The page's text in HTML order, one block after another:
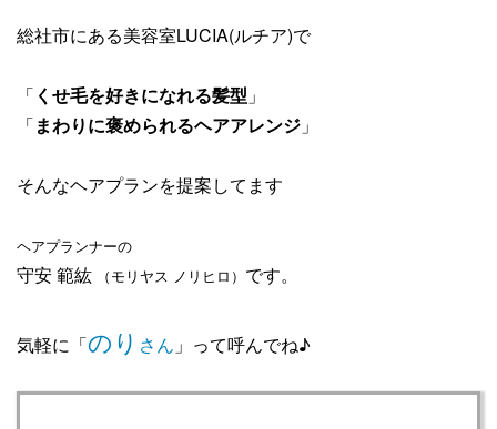
総社市にある美容室LUCIA(ルチア)で
「 くせ毛を好きになれる髪型 」
「まわりに褒められるヘアアレンジ 」
そんなヘアプランを提案してます
ヘアプランナーの
守安 範紘 （モリヤス ノリヒロ） です。
気軽に「のり さん 」って呼んでね♪